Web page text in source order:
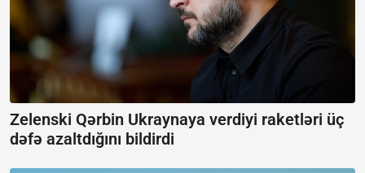
Zelenski Qərbin Ukraynaya verdiyi raketləri üç
dəfə azaltdığını bildirdi